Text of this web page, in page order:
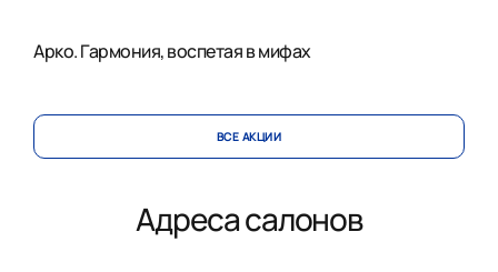
Арко. Гармония, воспетая в мифах
ВСЕ АКЦИИ
Адреса салонов